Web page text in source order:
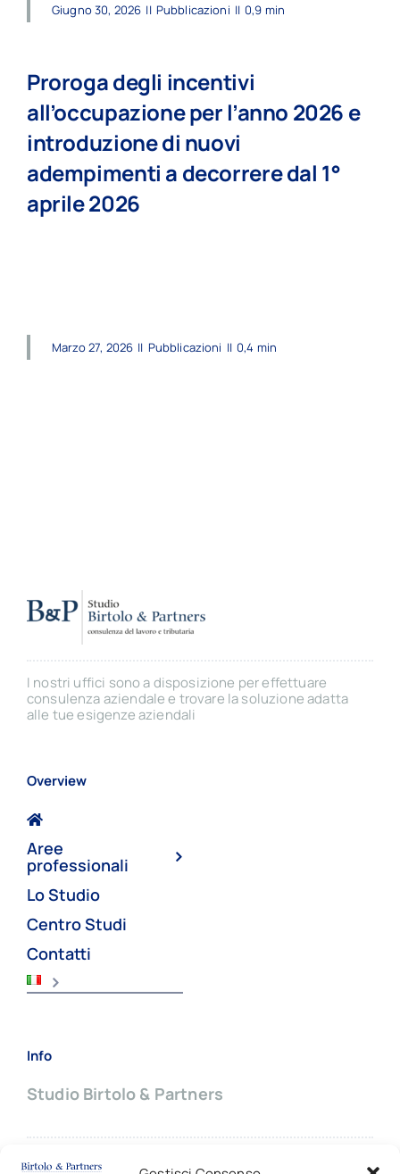
Giugno 30, 2026 || Pubblicazioni || 0,9 min
Proroga degli incentivi
all’occupazione per l’anno 2026 e
introduzione di nuovi
adempimenti a decorrere dal 1°
aprile 2026
Marzo 27, 2026 || Pubblicazioni || 0,4 min
I nostri uffici sono a disposizione per effettuare
consulenza aziendale e trovare la soluzione adatta
alle tue esigenze aziendali
Overview
Aree
professionali
Lo Studio
Centro Studi
Contatti
Info
Studio Birtolo & Partners
Sede principale: